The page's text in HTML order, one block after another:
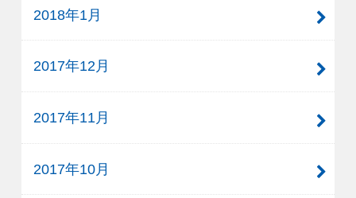
2018年1月
2017年12月
2017年11月
2017年10月